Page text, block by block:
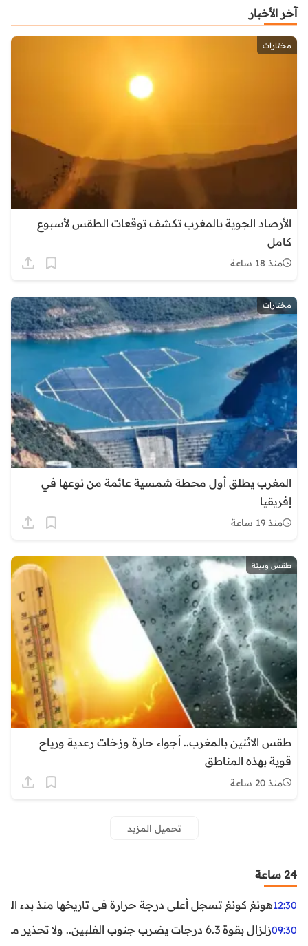
آخر الأخبار
مختارات
الأرصاد الجوية بالمغرب تكشف توقعات الطقس لأسبوع
كامل
منذ 18 ساعة
مختارات
المغرب يطلق أول محطة شمسية عائمة من نوعها في
إفريقيا
منذ 19 ساعة
طقس وبيئة
طقس الاثنين بالمغرب.. أجواء حارة وزخات رعدية ورياح
قوية بهذه المناطق
منذ 20 ساعة
تحميل المزيد
24 ساعة
12:30هونغ كونغ تسجل أعلى درجة حرارة في تاريخها منذ بدء
09:30زلزال بقوة 6.3 درجات يضرب جنوب الفلبين.. ولا تحذير من تسونامي حتى الآن